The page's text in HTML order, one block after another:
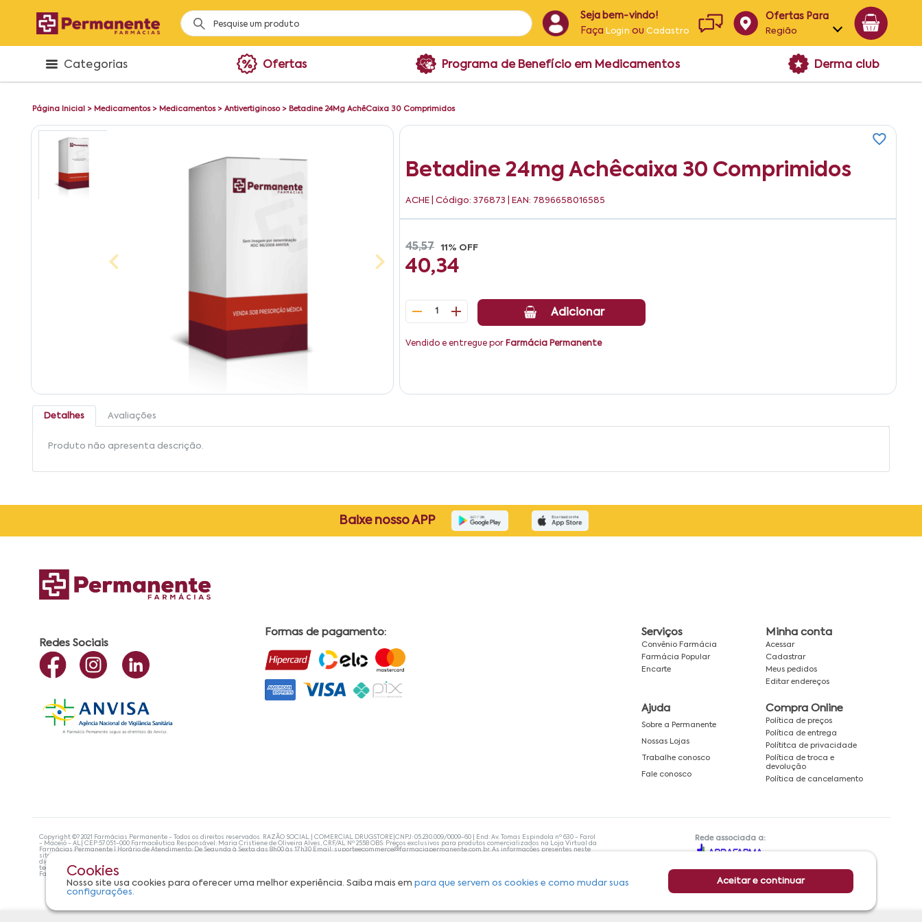
Seja bem-vindo!
Faça Login ouCadastro
Ofertas Para
Região
Alagoas
Categorias Ofertas Programa de Benefício em Medicamentos Derma club
Página Inicial > Medicamentos> Medicamentos> Antivertiginoso> Betadine 24Mg AchêCaixa 30 Comprimidos
Betadine 24mg Achêcaixa 30 Comprimidos
ACHE | Código: 376873 | EAN: 7896658016585
45,57 11% OFF
40,34
1 Adicionar
Vendido e entregue por Farmácia Permanente
Detalhes Avaliações
Produto não apresenta descrição.
Cookies
Nosso site usa cookies para oferecer uma melhor experiência. Saiba mais empara que servem os cookies e como mudar suas
configurações.
Aceitar e continuar
Baixe nosso APP
Redes Sociais
Formas de pagamento: Serviços
Convênio Farmácia
Farmácia Popular
Encarte
Minha conta
Acessar
Cadastrar
Meus pedidos
Editar endereços
Ajuda
Sobre a Permanente
Nossas Lojas
Trabalhe conosco
Fale conosco
Compra Online
Política de preços
Política de entrega
Polítitca de privacidade
Política de troca e
devolução
Política de cancelamento
Copyright ©? 2021 Farmácias Permanente - Todos os direitos reservados. RAZÃO SOCIAL | COMERCIAL DRUGSTORE|CNPJ: 05.230.009/0009-60 | End: Av. Tomas Espindola nº 630 - Farol
- Maceió - AL| CEP:57.051-000 Farmacêutica Responsável: Maria Cristiene de Oliveira Alves, CRF/AL Nº 2558 OBS: Preços exclusivos para produtos comercializados na Loja Virtual da
Farmácias Permanente | Horário de Atendimento: De Segunda à Sexta das 8h00 às 17h30 Email: suporteecommerce@farmaciapermanente.com.br. As informações presentes neste
site não devem ser utilizadas para automedicação e, de forma alguma, substituem as orientações de um profissional da área médica. Apenas o médico está capacitado para
diagnosticar problemas de saúde e prescrever o tratamento adequado. Se os sintomas persistirem, um médico deve ser consultado. A Farmácia Permanente trabalha com as
tecnologias mais avançadas de proteção de dados, para que você possa realizar suas compras com tranquilidade. A privacidade e a segurança dos clientes são compromissos da
Farmácias Permanente. Todos os pedidos efetuados estão sujeitos à confirmação da disponibilidade de produto em nosso estoque.
Rede associada a: